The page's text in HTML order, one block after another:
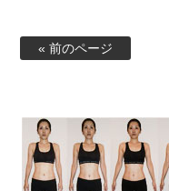
« 前のページ